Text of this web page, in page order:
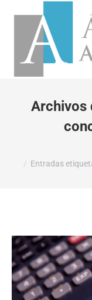
Archivos
Entradas